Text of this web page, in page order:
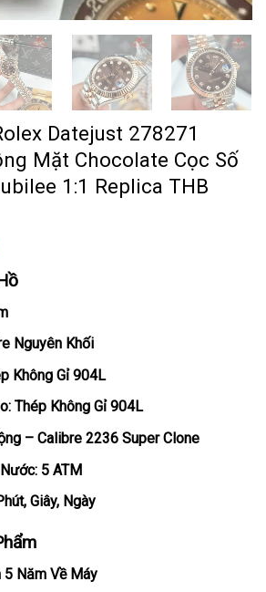
Datejust 278271
Mặt Chocolate Cọc Số
1:1 Replica THB
Nguyên Khối
Không Gỉ 904L
Thép Không Gỉ 904L
– Calibre 2236 Super Clone
5 ATM
Giây, Ngày
5 Năm Về Máy